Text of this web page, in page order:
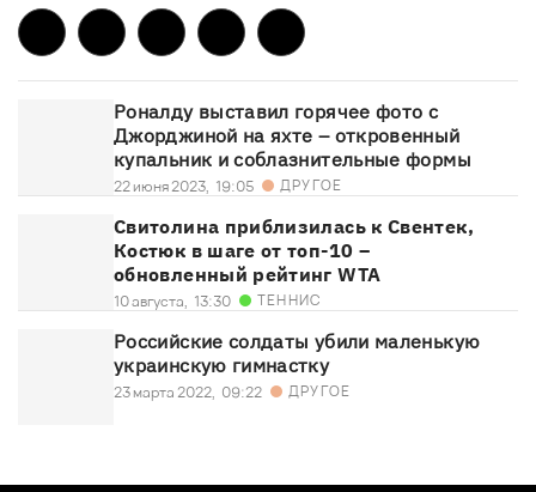
Роналду выставил горячее фото с
Джорджиной на яхте – откровенный
купальник и соблазнительные формы
22 июня 2023, 19:05 ДРУГОЕ
Свитолина приблизилась к Свентек,
Костюк в шаге от топ-10 –
обновленный рейтинг WTA
10 августа, 13:30 ТЕННИС
Российские солдаты убили маленькую
украинскую гимнастку
23 марта 2022, 09:22 ДРУГОЕ